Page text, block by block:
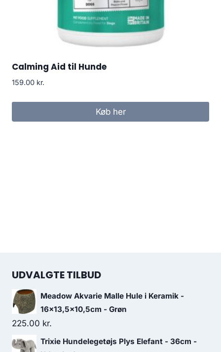
Calming Aid til Hunde
159.00 kr.
Køb her
UDVALGTE TILBUD
Meadow Akvarie Malle Hule i Keramik -
16x13,5x10,5cm - Grøn
225.00 kr.
Trixie Hundelegetøjs Plys Elefant - 36cm -